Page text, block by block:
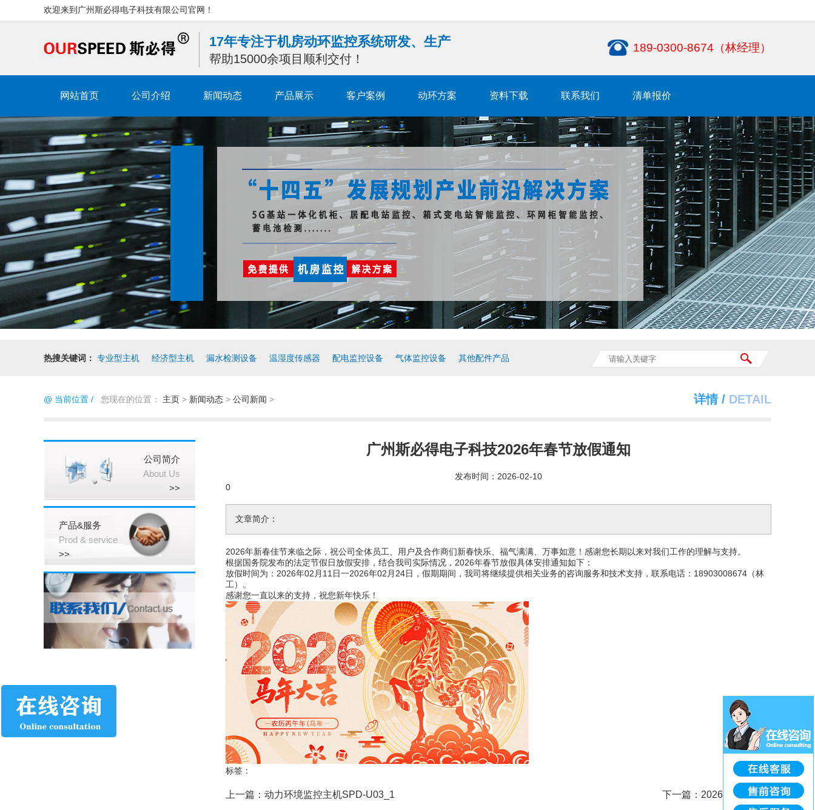
欢迎来到广州斯必得电子科技有限公司官网！
17年专注于机房动环监控系统研发、生产
帮助15000余项目顺利交付！
189-0300-8674（林经理）
网站首页 公司介绍 新闻动态 产品展示 客户案例 动环方案 资料下载 联系我们 清单报价
热搜关键词： 专业型主机 经济型主机 漏水检测设备 温湿度传感器 配电监控设备 气体监控设备 其他配件产品
@ 当前位置 / 您现在的位置： 主页 > 新闻动态 > 公司新闻 > 详情 / DETAIL
公司简介
About Us
>>
产品&服务
Prod & service
>>
广州斯必得电子科技2026年春节放假通知
发布时间：2026-02-10
0
文章简介：
2026年新春佳节来临之际，祝公司全体员工、用户及合作商们新春快乐、福气满满、万事如意！感谢您长期以来对我们工作的理解与支持。
根据国务院发布的法定节假日放假安排，结合我司实际情况，2026年春节放假具体安排通知如下：
放假时间为：2026年02月11日一2026年02月24日，假期期间，我司将继续提供相关业务的咨询服务和技术支持，联系电话：18903008674（林
工）。
感谢您一直以来的支持，祝您新年快乐！
标签：
上一篇： 动力环境监控主机SPD-U03_1 下一篇： 2026年开工大吉